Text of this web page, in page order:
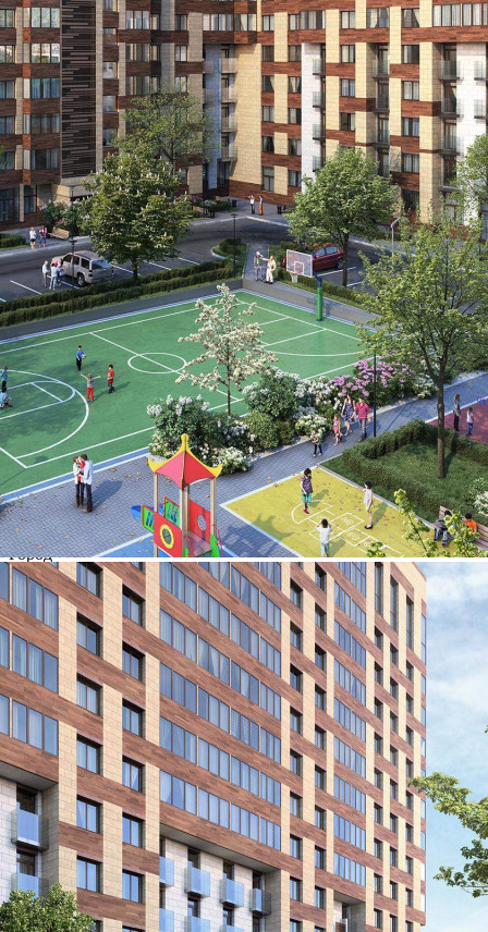
СИГНАЛЬНЫЙ ПРОЕЗД,
Д.5
Москва / Московская обл
Получить контакты Посмотреть на карте
Прямая продажа от застройщика! Кладовая номер 246 общей
площадью 7.3 кв.м. на -2-м этаже в Поколение. Рассрочка на
паркинг в готовых объектах: ГК ФСК предлагает программу
рассрочки на паркинг в готовых объектах. На все машино-
места ЖК "Поколение" действует рассрочка. Первоначальный
взнос в размере от 50% от...
820 (+1)
Навигация
Характеристики
О помещении
Где находится
Контакты
Другие объявления
Характеристики помещения
№ объявления
93961
Дата размещения
26.10.2023
Город
Москва
Адрес
Сигнальный проезд, д.5
Расположено
Этаж
-2
Предлагается
Продажа
Желаемый / подходящий вид деятельности
Не указано
Назначение
Не указано
Размер площади (м2)
7.3
Цена за помещение
641 918 руб.
О помещении